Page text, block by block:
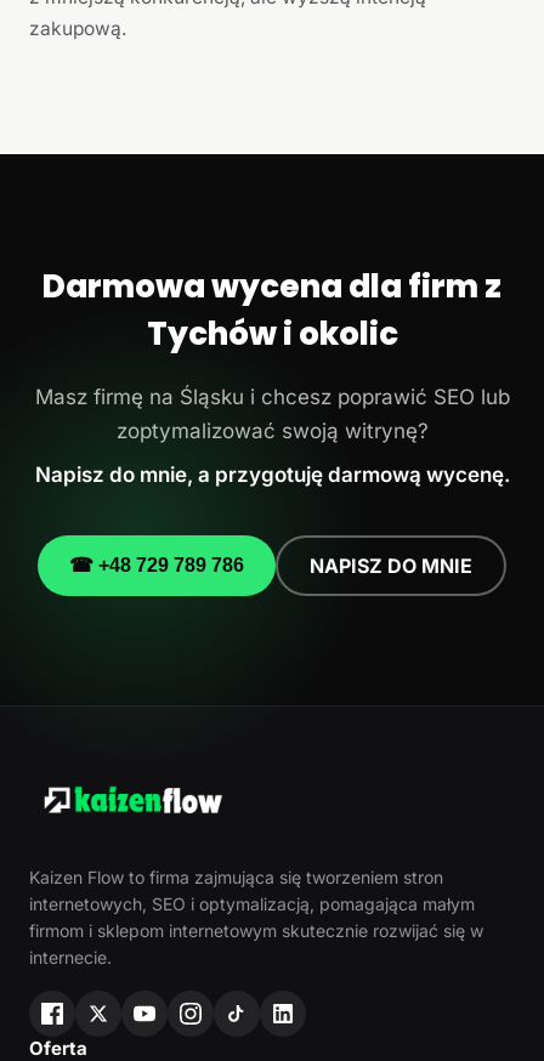
zakupową.
Darmowa wycena dla firm z
Tychów i okolic
Masz firmę na Śląsku i chcesz poprawić SEO lub
zoptymalizować swoją witrynę?
Napisz do mnie, a przygotuję darmową wycenę.
☎ +48 729 789 786 NAPISZ DO MNIE
Kaizen Flow to firma zajmująca się tworzeniem stron
internetowych, SEO i optymalizacją, pomagająca małym
firmom i sklepom internetowym skutecznie rozwijać się w
internecie.
Oferta